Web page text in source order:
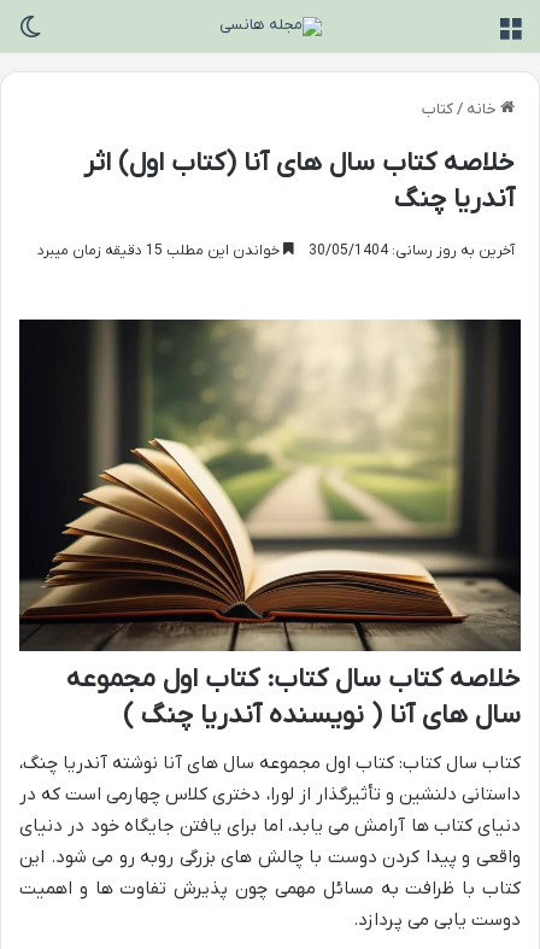
خانه /کتاب
خلاصه کتاب سال های آنا (کتاب اول) اثر
آندریا چنگ
آخرین به روز رسانی: 30/05/1404 خواندن این مطلب 15 دقیقه زمان میبرد
خلاصه کتاب سال کتاب: کتاب اول مجموعه
سال های آنا ( نویسنده آندریا چنگ )
کتاب سال کتاب: کتاب اول مجموعه سال های آنا نوشته آندریا چنگ،
داستانی دلنشین و تأثیرگذار از لورا، دختری کلاس چهارمی است که در
دنیای کتاب ها آرامش می یابد، اما برای یافتن جایگاه خود در دنیای
واقعی و پیدا کردن دوست با چالش های بزرگی روبه رو می شود. این
کتاب با ظرافت به مسائل مهمی چون پذیرش تفاوت ها و اهمیت
دوست یابی می پردازد.